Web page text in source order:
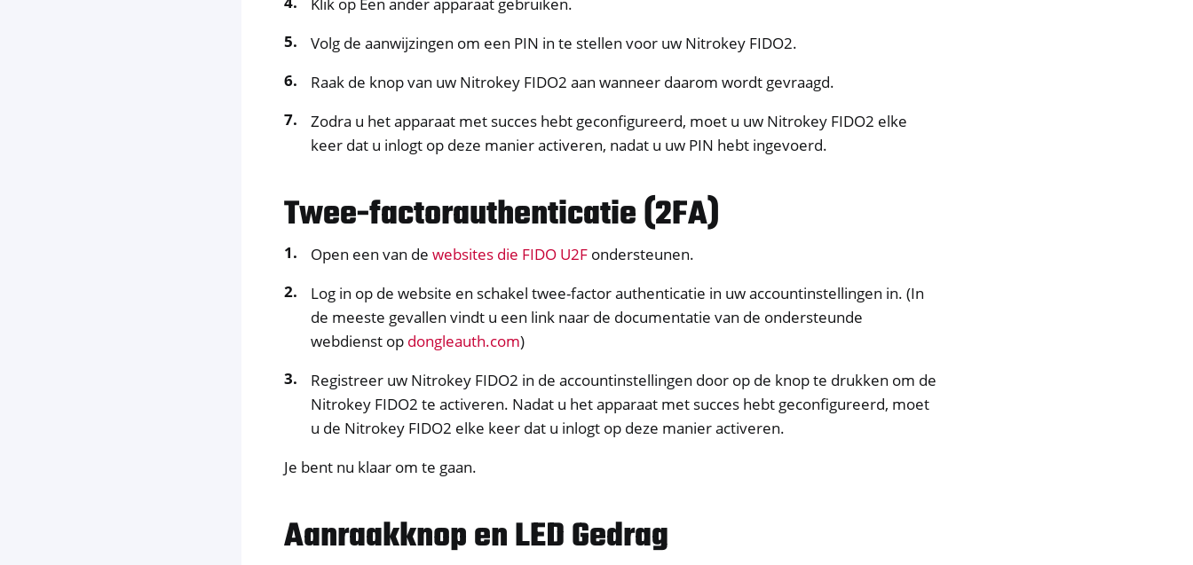
Klik op Een ander apparaat gebruiken.
Volg de aanwijzingen om een PIN in te stellen voor uw Nitrokey FIDO2.
Raak de knop van uw Nitrokey FIDO2 aan wanneer daarom wordt gevraagd.
Zodra u het apparaat met succes hebt geconfigureerd, moet u uw Nitrokey FIDO2 elke
keer dat u inlogt op deze manier activeren, nadat u uw PIN hebt ingevoerd.
Twee-factorauthenticatie (2FA)
Open een van de websites die FIDO U2F ondersteunen.
Log in op de website en schakel twee-factor authenticatie in uw accountinstellingen in. (In
de meeste gevallen vindt u een link naar de documentatie van de ondersteunde
webdienst op dongleauth.com)
Registreer uw Nitrokey FIDO2 in de accountinstellingen door op de knop te drukken om de
Nitrokey FIDO2 te activeren. Nadat u het apparaat met succes hebt geconfigureerd, moet
u de Nitrokey FIDO2 elke keer dat u inlogt op deze manier activeren.
Je bent nu klaar om te gaan.
Aanraakknop en LED Gedrag